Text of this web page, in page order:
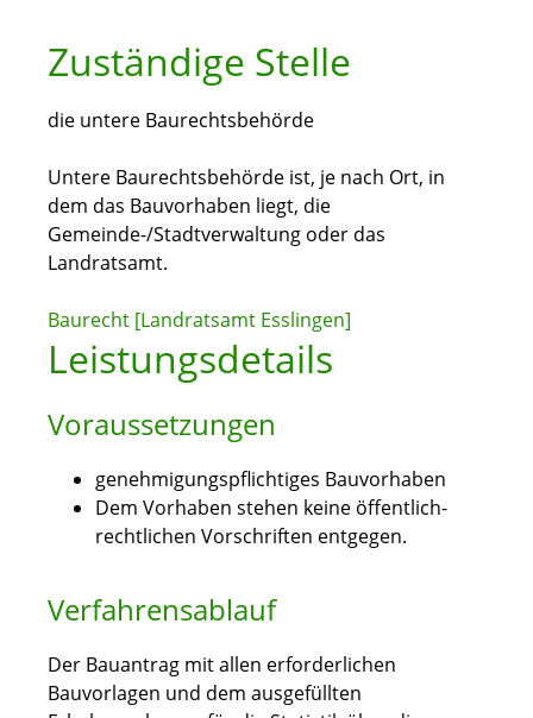
Zuständige Stelle
die untere Baurechtsbehörde
Untere Baurechtsbehörde ist, je nach Ort, in
dem das Bauvorhaben liegt, die
Gemeinde-/Stadtverwaltung oder das
Landratsamt.
Baurecht [Landratsamt Esslingen]
Leistungsdetails
Voraussetzungen
genehmigungspflichtiges Bauvorhaben
Dem Vorhaben stehen keine öffentlich-
rechtlichen Vorschriften entgegen.
Verfahrensablauf
Der Bauantrag mit allen erforderlichen
Bauvorlagen und dem ausgefüllten